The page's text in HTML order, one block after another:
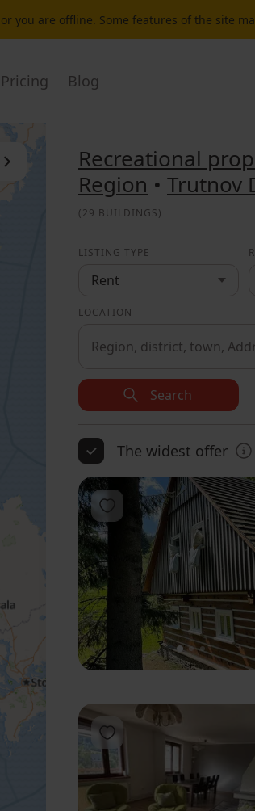
you are offline. Some features of the site
Pricing Blog
Close the listRecreational
Region • Trutnov
(29 BUILDINGS)
LISTING TYPE
Rent
LOCATION
Search
The widest offer
12 3
Add to favorites
Add to favorites